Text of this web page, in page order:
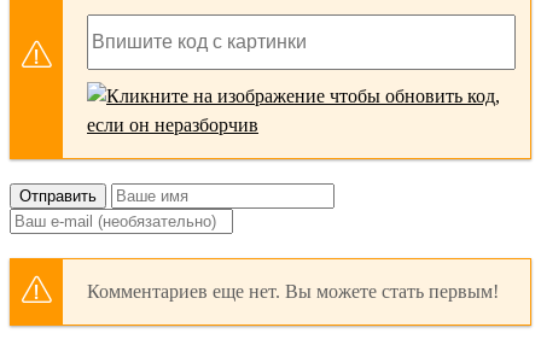
Отправить
Комментариев еще нет. Вы можете стать первым!